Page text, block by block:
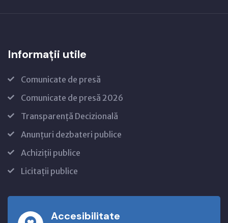
Informații utile
Comunicate de presă
Comunicate de presă 2026
Transparență Decizională
Anunțuri dezbateri publice
Achiziții publice
Licitații publice
Accesibilitate